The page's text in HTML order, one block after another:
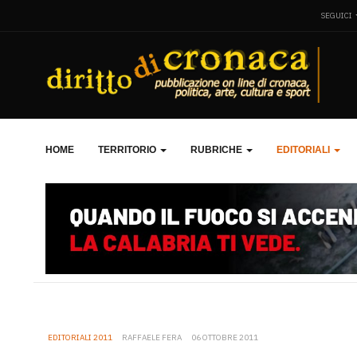
SEGUICI
HOME TERRITORIO RUBRICHE EDITORIALI
EDITORIALI 2011 RAFFAELE FERA 06 OTTOBRE 2011